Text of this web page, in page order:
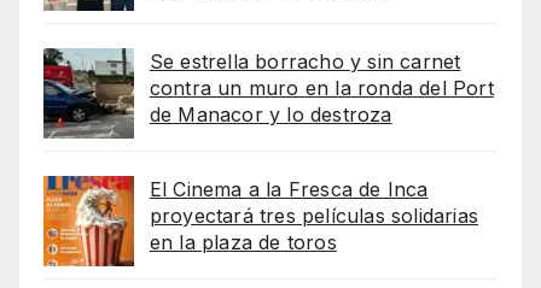
Se estrella borracho y sin carnet
contra un muro en la ronda del Port
de Manacor y lo destroza
El Cinema a la Fresca de Inca
proyectará tres películas solidarias
en la plaza de toros